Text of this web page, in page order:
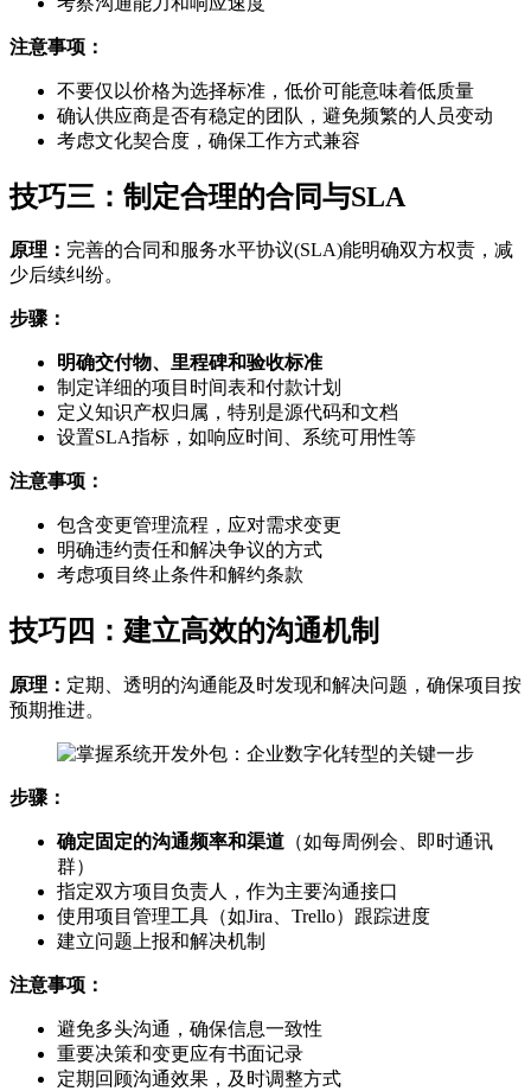
注意事项：
不要仅以价格为选择标准，低价可能意味着低质量
确认供应商是否有稳定的团队，避免频繁的人员变动
考虑文化契合度，确保工作方式兼容
技巧三：制定合理的合同与SLA
原理： 完善的合同和服务水平协议(SLA)能明确双方权责，减
少后续纠纷。
步骤：
明确交付物、里程碑和验收标准
制定详细的项目时间表和付款计划
定义知识产权归属，特别是源代码和文档
设置SLA指标，如响应时间、系统可用性等
注意事项：
包含变更管理流程，应对需求变更
明确违约责任和解决争议的方式
考虑项目终止条件和解约条款
技巧四：建立高效的沟通机制
原理： 定期、透明的沟通能及时发现和解决问题，确保项目按
预期推进。
步骤：
确定固定的沟通频率和渠道 （如每周例会、即时通讯
群）
指定双方项目负责人，作为主要沟通接口
使用项目管理工具（如Jira、Trello）跟踪进度
建立问题上报和解决机制
注意事项：
避免多头沟通，确保信息一致性
重要决策和变更应有书面记录
定期回顾沟通效果，及时调整方式